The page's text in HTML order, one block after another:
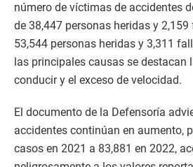
número de víctimas de accidentes
de 38,447 personas heridas y
53,544 personas heridas y 3,311
las principales causas se destacan
conducir y el exceso de velocidad.
El documento de la Defensoría
accidentes continúan en aumento,
casos en 2021 a 83,881 en 2022,